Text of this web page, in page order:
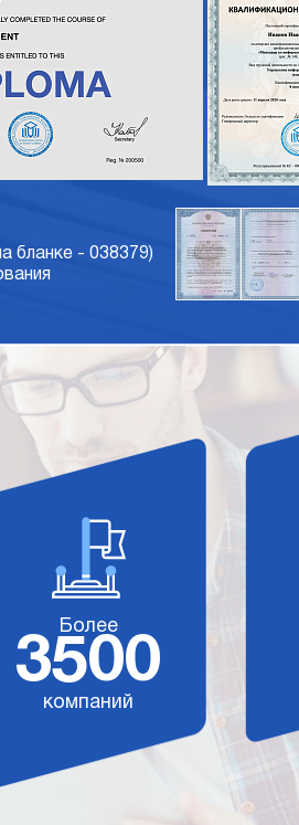
бланке - 038379)
Более
3500
компаний